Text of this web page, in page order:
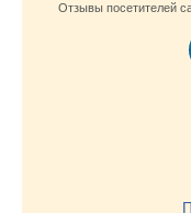
Отзывы посетителей